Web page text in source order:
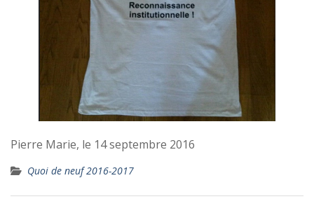
Pierre Marie, le 14 septembre 2016
Quoi de neuf 2016-2017